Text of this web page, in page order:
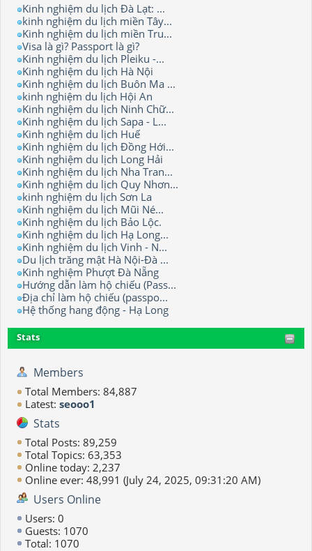
Kinh nghiệm du lịch Đà Lạt: ...
kinh nghiệm du lịch miền Tây...
Kinh nghiệm du lịch miền Tru...
Visa là gì? Passport là gì?
Kinh nghiệm du lịch Pleiku -...
Kinh nghiệm du lịch Hà Nội
Kinh nghiệm du lịch Buôn Ma ...
kinh nghiệm du lịch Hội An
Kinh nghiệm du lịch Ninh Chữ...
Kinh nghiệm du lịch Sapa - L...
Kinh nghiệm du lịch Huế
Kinh nghiệm du lịch Đồng Hới...
Kinh nghiệm du lịch Long Hải
Kinh nghiệm du lịch Nha Tran...
Kinh nghiệm du lịch Quy Nhơn...
kinh nghiệm du lịch Sơn La
Kinh nghiệm du lịch Mũi Né...
Kinh nghiệm du lịch Bảo Lộc.
Kinh nghiệm du lịch Hạ Long...
Kinh nghiệm du lịch Vinh - N...
Du lịch trăng mật Hà Nội-Đà ...
Kinh nghiệm Phượt Đà Nẵng
Hướng dẫn làm hộ chiếu (Pass...
Địa chỉ làm hộ chiếu (passpo...
Hệ thống hang động - Hạ Long
Stats
Members
Total Members: 84,887
Latest: seooo1
Stats
Total Posts: 89,259
Total Topics: 63,353
Online today: 2,237
Online ever: 48,991 (July 24, 2025, 09:31:20 AM)
Users Online
Users: 0
Guests: 1070
Total: 1070